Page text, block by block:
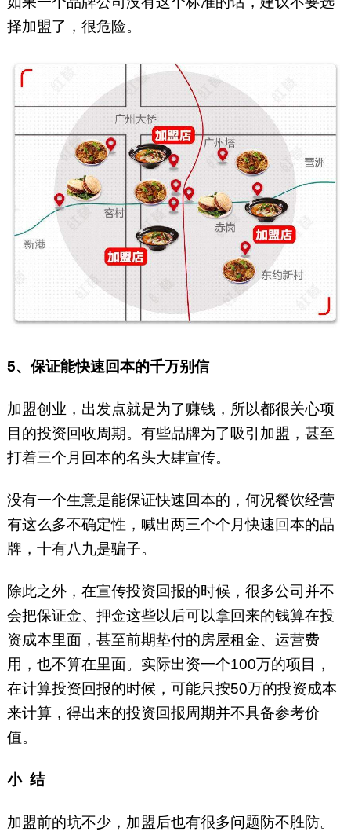
择加盟了，很危险。
5、保证能快速回本的千万别信
加盟创业，出发点就是为了赚钱，所以都很关心项
目的投资回收周期。有些品牌为了吸引加盟，甚至
打着三个月回本的名头大肆宣传。
没有一个生意是能保证快速回本的，何况餐饮经营
有这么多不确定性，喊出两三个个月快速回本的品
牌，十有八九是骗子。
除此之外，在宣传投资回报的时候，很多公司并不
会把保证金、押金这些以后可以拿回来的钱算在投
资成本里面，甚至前期垫付的房屋租金、运营费
用，也不算在里面。实际出资一个100万的项目，
在计算投资回报的时候，可能只按50万的投资成本
来计算，得出来的投资回报周期并不具备参考价
值。
小 结
加盟前的坑不少，加盟后也有很多问题防不胜防。